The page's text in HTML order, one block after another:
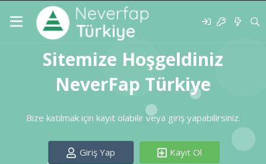
Sitemize Hoşgeldiniz
NeverFap Türkiye
Bize katılmak için kayıt olabilir veya giriş yapabilirsiniz.
Giriş Yap Kayıt Ol